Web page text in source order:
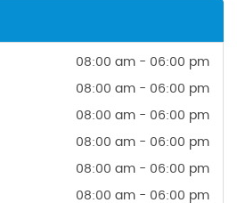
08:00 am - 06:00 pm
08:00 am - 06:00 pm
08:00 am - 06:00 pm
08:00 am - 06:00 pm
08:00 am - 06:00 pm
08:00 am - 06:00 pm